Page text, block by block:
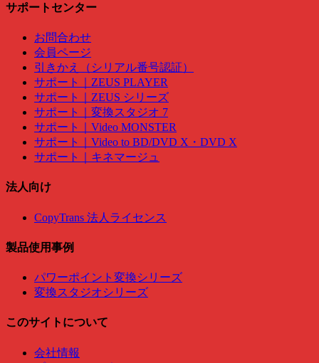
サポートセンター
お問合わせ
会員ページ
引きかえ（シリアル番号認証）
サポート｜ZEUS PLAYER
サポート｜ZEUS シリーズ
サポート｜変換スタジオ 7
サポート｜Video MONSTER
サポート｜Video to BD/DVD X・DVD X
サポート｜キネマージュ
法人向け
CopyTrans 法人ライセンス
製品使用事例
パワーポイント変換シリーズ
変換スタジオシリーズ
このサイトについて
会社情報